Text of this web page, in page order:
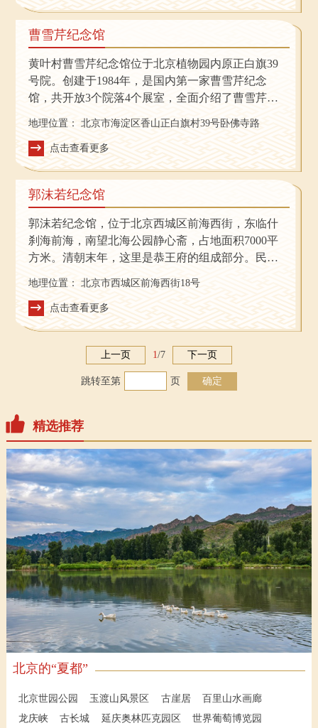
曹雪芹纪念馆
黄叶村曹雪芹纪念馆位于北京植物园内原正白旗39
号院。创建于1984年，是国内第一家曹雪芹纪念
馆，共开放3个院落4个展室，全面介绍了曹雪芹传
地理位置： 北京市海淀区香山正白旗村39号卧佛寺路
点击查看更多
郭沫若纪念馆
郭沫若纪念馆，位于北京西城区前海西街，东临什
刹海前海，南望北海公园静心斋，占地面积7000平
方米。清朝末年，这里是恭王府的组成部分。民国
的宅院。新中国成立之初，达仁堂将宅院捐献给国
家。这里先是蒙古驻华大使馆，后由宋庆龄居住。
1963年11月，郭沫若搬到其东侧的中式四合院。这
学文化艺术界沟通往来，接待海外友人的场所。至
1978年6月，郭沫若在这里度过了他人生的最后15
地理位置： 北京市西城区前海西街18号
点击查看更多
上一页 1 /7 下一页
跳转至第 页 确定
精选推荐
北京的“夏都”
北京世园公园 玉渡山风景区 古崖居
百里山水画廊
龙庆峡
古长城 延庆奥林匹克园区 世界葡萄博览园